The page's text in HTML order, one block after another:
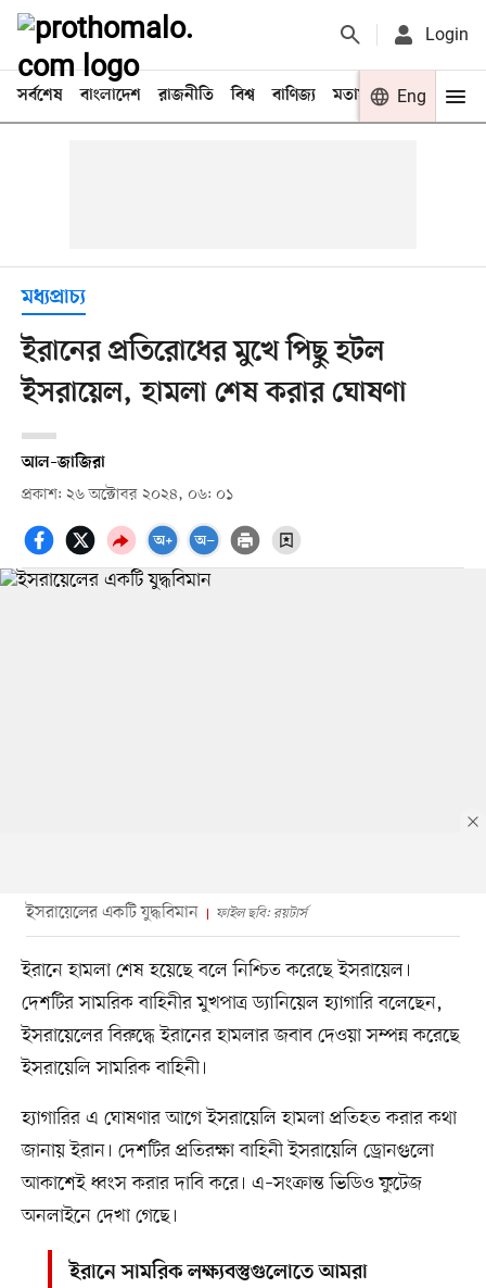
Login
সর্বশেষ বাংলাদেশ রাজনীতি বিশ্ব বাণিজ্য মতামত খেলা
Eng
মধ্যপ্রাচ্য
ইরানের প্রতিরোধের মুখে পিছু হটল
ইসরায়েল, হামলা শেষ করার ঘোষণা
আল–জাজিরা
প্রকাশ: ২৬ অক্টোবর ২০২৪, ০৬: ০১
ইসরায়েলের একটি যুদ্ধবিমান ফাইল ছবি: রয়টার্স
ইরানে হামলা শেষ হয়েছে বলে নিশ্চিত করেছে ইসরায়েল।
দেশটির সামরিক বাহিনীর মুখপাত্র ড্যানিয়েল হ্যাগারি বলেছেন,
ইসরায়েলের বিরুদ্ধে ইরানের হামলার জবাব দেওয়া সম্পন্ন করেছে
ইসরায়েলি সামরিক বাহিনী।
হ্যাগারির এ ঘোষণার আগে ইসরায়েলি হামলা প্রতিহত করার কথা
জানায় ইরান। দেশটির প্রতিরক্ষা বাহিনী ইসরায়েলি ড্রোনগুলো
আকাশেই ধ্বংস করার দাবি করে। এ–সংক্রান্ত ভিডিও ফুটেজ
অনলাইনে দেখা গেছে।
ইরানে সামরিক লক্ষ্যবস্তুগুলোতে আমরা